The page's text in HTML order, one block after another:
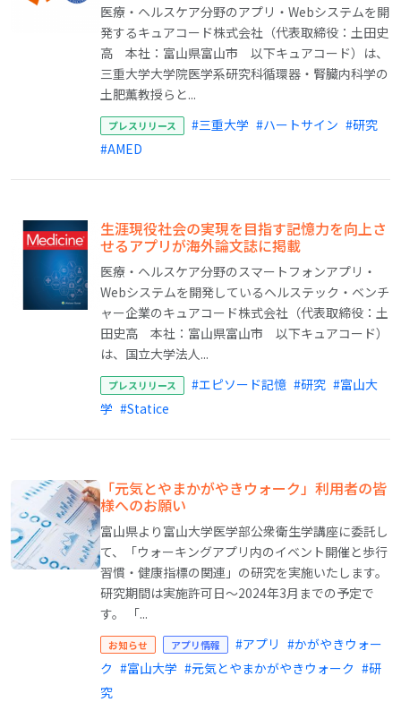
医療・ヘルスケア分野のアプリ・Webシステムを開
発するキュアコード株式会社（代表取締役：土田史
高 本社：富山県富山市 以下キュアコード）は、
三重大学大学院医学系研究科循環器・腎臓内科学の
土肥薫教授らと...
プレスリリース #三重大学 #ハートサイン #研究
#AMED
生涯現役社会の実現を目指す記憶力を向上さ
せるアプリが海外論文誌に掲載
医療・ヘルスケア分野のスマートフォンアプリ・
Webシステムを開発しているヘルステック・ベンチ
ャー企業のキュアコード株式会社（代表取締役：土
田史高 本社：富山県富山市 以下キュアコード）
は、国立大学法人...
プレスリリース #エピソード記憶 #研究 #富山大
学 #Statice
「元気とやまかがやきウォーク」利用者の皆
様へのお願い
富山県より富山大学医学部公衆衛生学講座に委託し
て、「ウォーキングアプリ内のイベント開催と歩行
習慣・健康指標の関連」の研究を実施いたします。
研究期間は実施許可日～2024年3月までの予定で
す。 「...
お知らせ アプリ情報 #アプリ #かがやきウォー
ク #富山大学 #元気とやまかがやきウォーク #研
究